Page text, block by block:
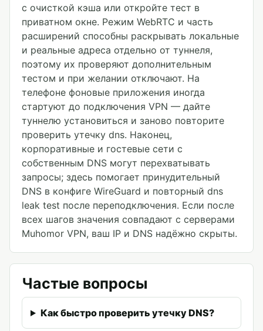
с очисткой кэша или откройте тест в
приватном окне. Режим WebRTC и часть
расширений способны раскрывать локальные
и реальные адреса отдельно от туннеля,
поэтому их проверяют дополнительным
тестом и при желании отключают. На
телефоне фоновые приложения иногда
стартуют до подключения VPN — дайте
туннелю установиться и заново повторите
проверить утечку dns. Наконец,
корпоративные и гостевые сети с
собственным DNS могут перехватывать
запросы; здесь помогает принудительный
DNS в конфиге WireGuard и повторный dns
leak test после переподключения. Если после
всех шагов значения совпадают с серверами
Muhomor VPN, ваш IP и DNS надёжно скрыты.
Частые вопросы
Как быстро проверить утечку DNS?